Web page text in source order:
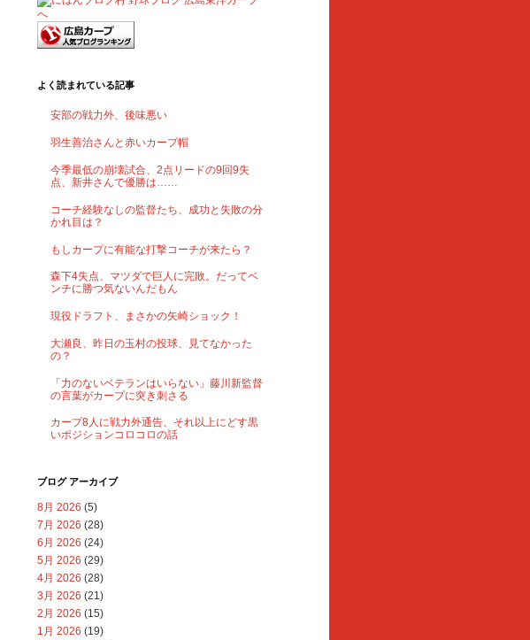
よく読まれている記事
安部の戦力外、後味悪い
羽生善治さんと赤いカープ帽
今季最低の崩壊試合、2点リードの9回9失
点、新井さんで優勝は……
コーチ経験なしの監督たち、成功と失敗の分
かれ目は？
もしカープに有能な打撃コーチが来たら？
森下4失点、マツダで巨人に完敗。だってベ
ンチに勝つ気ないんだもん
現役ドラフト、まさかの矢崎ショック！
大瀬良、昨日の玉村の投球、見てなかった
の？
「力のないベテランはいらない」藤川新監督
の言葉がカープに突き刺さる
カープ8人に戦力外通告、それ以上にどす黒
いポジションコロコロの話
ブログ アーカイブ
8月 2026 (5)
7月 2026 (28)
6月 2026 (24)
5月 2026 (29)
4月 2026 (28)
3月 2026 (21)
2月 2026 (15)
1月 2026 (19)